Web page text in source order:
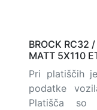
BROCK RC32
MATT 5X110
Pri platiščih
podatke
Platišča so